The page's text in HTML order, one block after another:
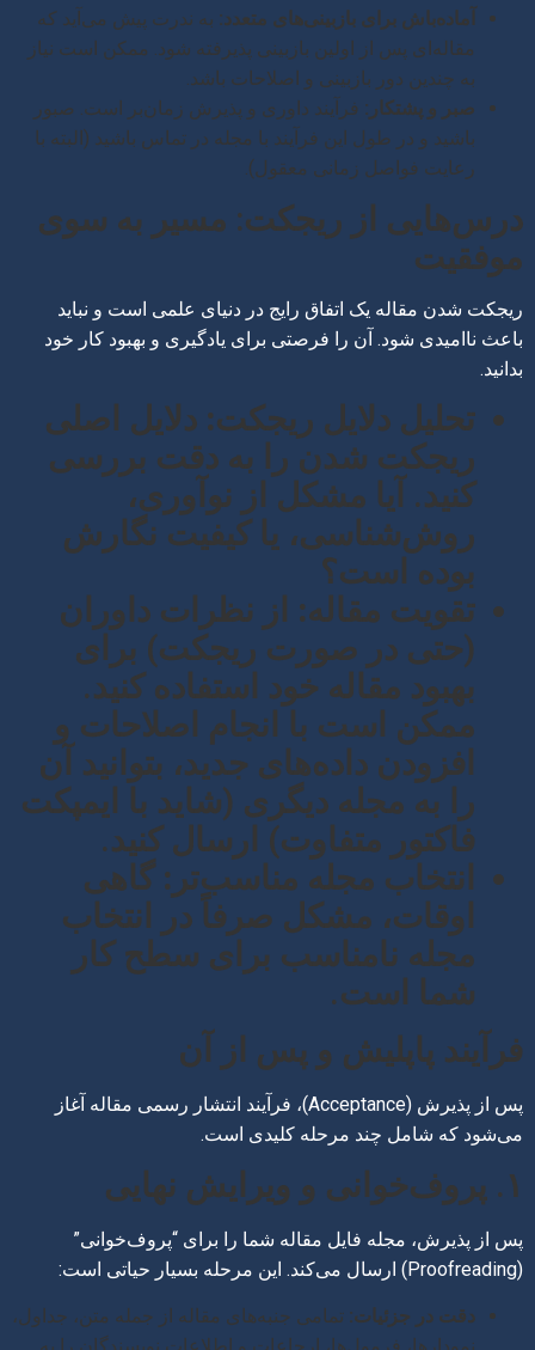
آماده‌باش برای بازبینی‌های متعدد: به ندرت پیش می‌آید که
مقاله‌ای پس از اولین بازبینی پذیرفته شود. ممکن است نیاز
به چندین دور بازبینی و اصلاحات باشد.
صبر و پشتکار: فرآیند داوری و پذیرش زمان‌بر است. صبور
باشید و در طول این فرآیند با مجله در تماس باشید (البته با
رعایت فواصل زمانی معقول).
درس‌هایی از ریجکت: مسیر به سوی
موفقیت
ریجکت شدن مقاله یک اتفاق رایج در دنیای علمی است و نباید
باعث ناامیدی شود. آن را فرصتی برای یادگیری و بهبود کار خود
بدانید.
تحلیل دلایل ریجکت: دلایل اصلی
ریجکت شدن را به دقت بررسی
کنید. آیا مشکل از نوآوری،
روش‌شناسی، یا کیفیت نگارش
بوده است؟
تقویت مقاله: از نظرات داوران
(حتی در صورت ریجکت) برای
بهبود مقاله خود استفاده کنید.
ممکن است با انجام اصلاحات و
افزودن داده‌های جدید، بتوانید آن
را به مجله دیگری (شاید با ایمپکت
فاکتور متفاوت) ارسال کنید.
انتخاب مجله مناسب‌تر: گاهی
اوقات، مشکل صرفاً در انتخاب
مجله نامناسب برای سطح کار
شما است.
فرآیند پاپلیش و پس از آن
پس از پذیرش (Acceptance)، فرآیند انتشار رسمی مقاله آغاز
می‌شود که شامل چند مرحله کلیدی است.
۱. پروف‌خوانی و ویرایش نهایی
پس از پذیرش، مجله فایل مقاله شما را برای “پروف‌خوانی”
(Proofreading) ارسال می‌کند. این مرحله بسیار حیاتی است:
دقت در جزئیات: تمامی جنبه‌های مقاله از جمله متن، جداول،